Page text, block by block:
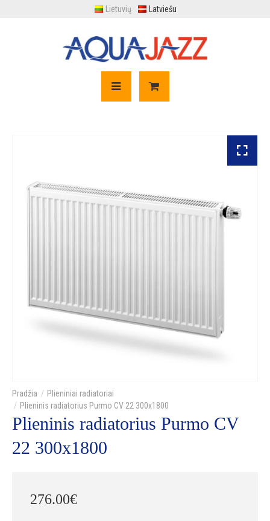
Lietuvių Latviešu
Plieniniai radiatoriai
Plieninis radiatorius Purmo CV 22 300x1800
Plieninis radiatorius Purmo CV
22 300x1800
276.00€